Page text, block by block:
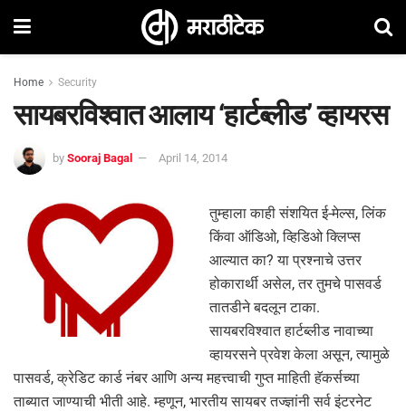
Home Security
सायबरविश्वात आलाय ‘हार्टब्लीड’ व्हायरस
by Sooraj Bagal April 14, 2014
तुम्हाला काही संशयित ई-मेल्स, लिंक
किंवा ऑडिओ, व्हिडिओ क्लिप्स
आल्यात का? या प्रश्नाचे उत्तर
होकारार्थी असेल, तर तुमचे पासवर्ड
तातडीने बदलून टाका.
सायबरविश्वात हार्टब्लीड नावाच्या
व्हायरसने प्रवेश केला असून, त्यामुळे
पासवर्ड, क्रेडिट कार्ड नंबर आणि अन्य महत्त्वाची गुप्त माहिती हॅकर्सच्या
ताब्यात जाण्याची भीती आहे. म्हणून, भारतीय सायबर तज्ज्ञांनी सर्व इंटरनेट